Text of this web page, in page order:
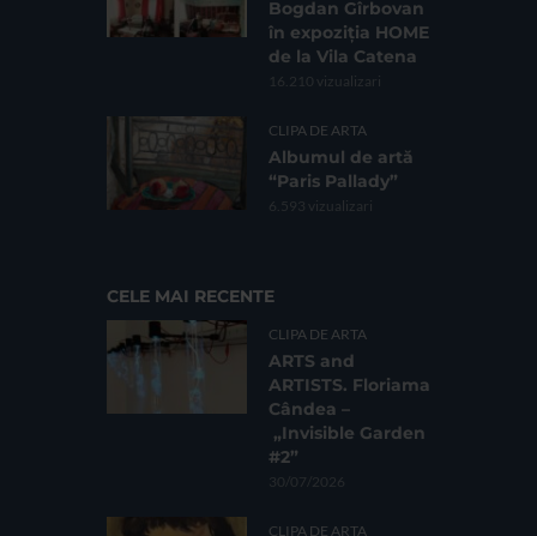
Bogdan Gîrbovan
în expoziția HOME
de la Vila Catena
16.210 vizualizari
CLIPA DE ARTA
Albumul de artă
“Paris Pallady”
6.593 vizualizari
CELE MAI RECENTE
CLIPA DE ARTA
ARTS and
ARTISTS. Floriama
Cândea –
„Invisible Garden
#2”
30/07/2026
CLIPA DE ARTA